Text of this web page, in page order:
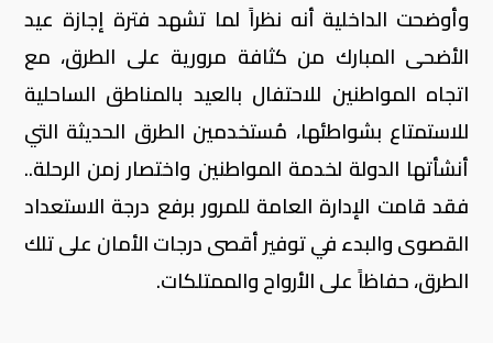
وأوضحت الداخلية أنه نظراً لما تشهد فترة إجازة عيد
الأضحى المبارك من كثافة مرورية على الطرق، مع
اتجاه المواطنين للاحتفال بالعيد بالمناطق الساحلية
للاستمتاع ‏بشواطئها، مُستخدمين الطرق الحديثة التي
أنشأتها الدولة لخدمة المواطنين واختصار زمن الرحلة..
فقد قامت الإدارة العامة للمرور برفع درجة الاستعداد
القصوى والبدء في توفير أقصى درجات الأمان على تلك
الطرق، حفاظاً على الأرواح والممتلكات.